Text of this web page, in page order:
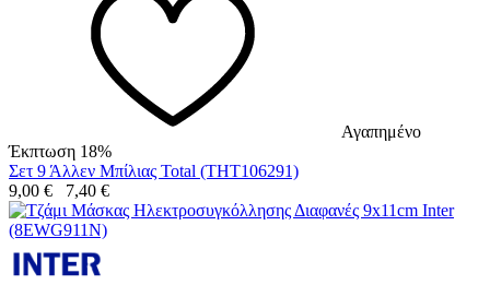
Αγαπημένο
Έκπτωση 18%
Σετ 9 Άλλεν Μπίλιας Total (THT106291)
9,00 € 7,40 €